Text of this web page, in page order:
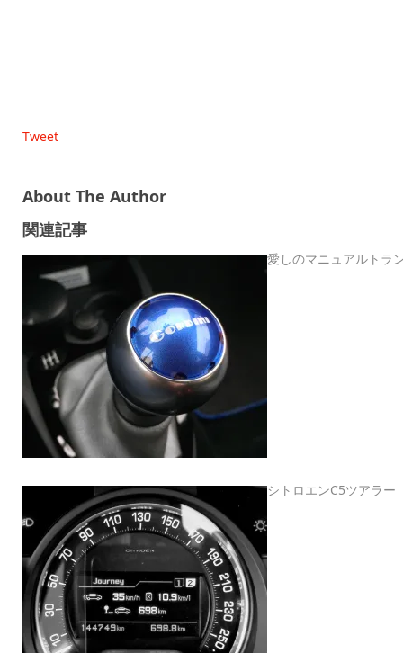
Tweet
About The Author
関連記事
愛しのマニュアルトラ
シトロエンC5ツアラ